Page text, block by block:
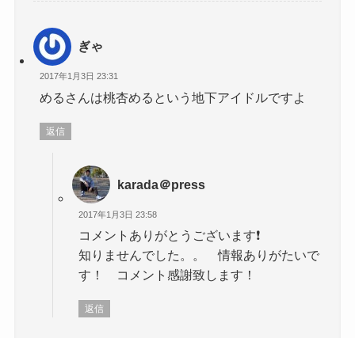
ぎゃ
2017年1月3日 23:31
めるさんは桃杏めるという地下アイドルですよ
返信
karada＠press
2017年1月3日 23:58
コメントありがとうございます❗️
知りませんでした。。 情報ありがたいで
す！ コメント感謝致します！
返信